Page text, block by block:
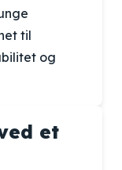
til
og
et